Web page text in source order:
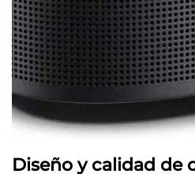
Diseño y calidad de